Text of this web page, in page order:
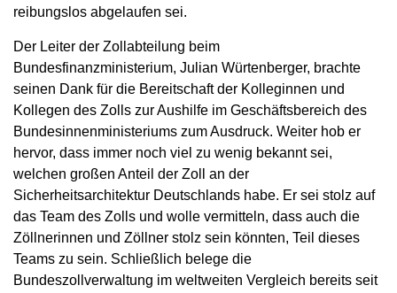
reibungslos abgelaufen sei.
Der Leiter der Zollabteilung beim
Bundesfinanzministerium, Julian Würtenberger, brachte
seinen Dank für die Bereitschaft der Kolleginnen und
Kollegen des Zolls zur Aushilfe im Geschäftsbereich des
Bundesinnenministeriums zum Ausdruck. Weiter hob er
hervor, dass immer noch viel zu wenig bekannt sei,
welchen großen Anteil der Zoll an der
Sicherheitsarchitektur Deutschlands habe. Er sei stolz auf
das Team des Zolls und wolle vermitteln, dass auch die
Zöllnerinnen und Zöllner stolz sein könnten, Teil dieses
Teams zu sein. Schließlich belege die
Bundeszollverwaltung im weltweiten Vergleich bereits seit